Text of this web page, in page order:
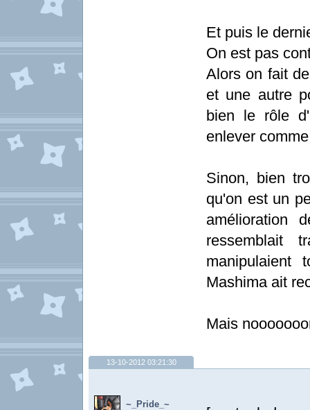
Et puis le
On est pas
Alors on fait
et une autre
bien le rôle
enlever
Sinon, bien
qu'on est un
amélioration
ressemblait
Mashima ait
Mais
13-10-2012 03:21:30
~_Pride_~